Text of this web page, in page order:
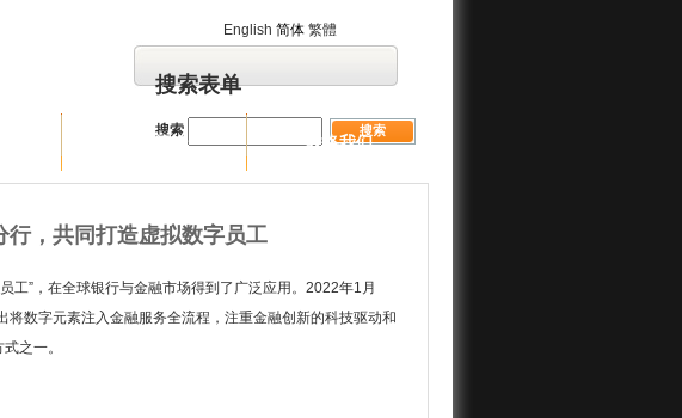
English 简体 繁體
搜索表单
搜索
，共同打造虚拟数字员工
工”，在全球银行与金融市场得到了广泛应用。2022年1月
数字元素注入金融服务全流程，注重金融创新的科技驱动和
之一。
企业管治 联络我们